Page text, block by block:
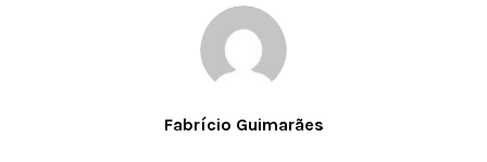
Fabrício Guimarães